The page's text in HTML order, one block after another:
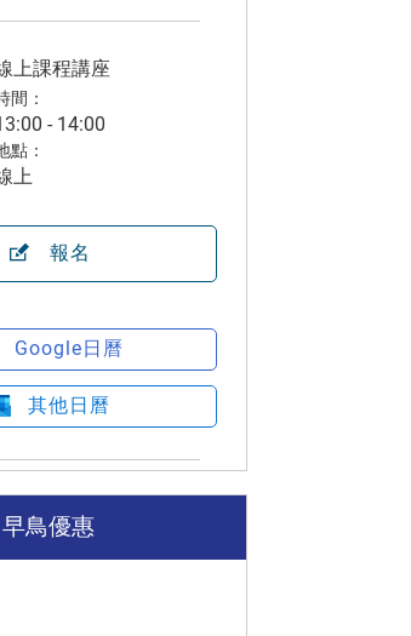
上課程講座
間：
- 14:00
點：
上
報名
Google日曆
其他日曆
早鳥優惠